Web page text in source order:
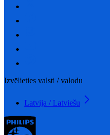
Izvēlieties valsti / valodu
Latvija / Latviešu